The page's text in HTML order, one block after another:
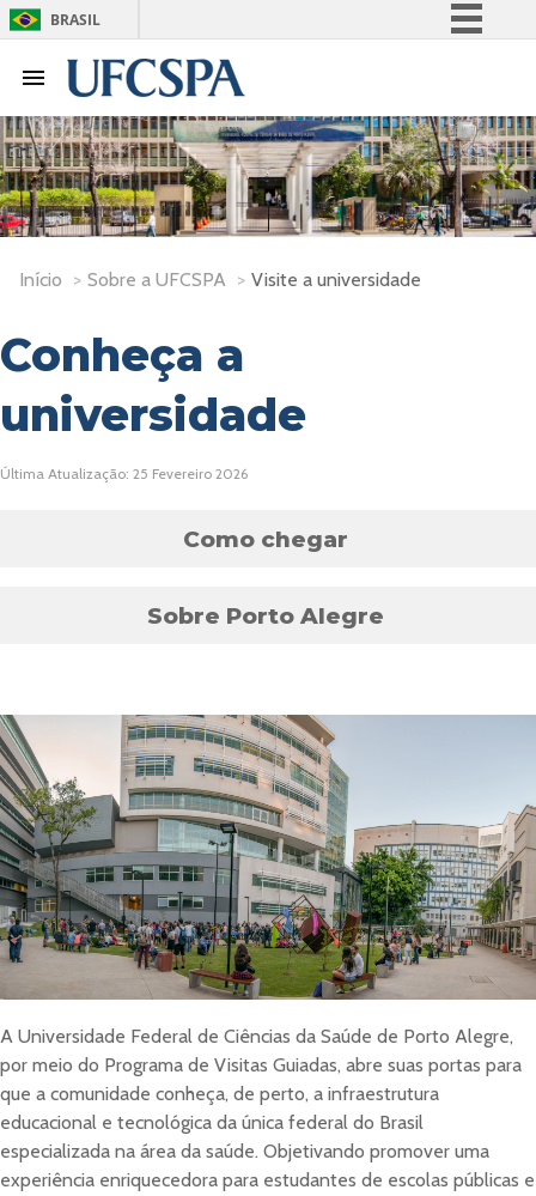
BRASIL
Participe
Acesso à informação
Legislação
Início > Sobre a UFCSPA > Visite a universidade
Conheça a
universidade
Última Atualização: 25 Fevereiro 2026
Como chegar
Sobre Porto Alegre
A Universidade Federal de Ciências da Saúde de Porto Alegre,
por meio do Programa de Visitas Guiadas, abre suas portas para
que a comunidade conheça, de perto, a infraestrutura
educacional e tecnológica da única federal do Brasil
especializada na área da saúde. Objetivando promover uma
experiência enriquecedora para estudantes de escolas públicas e